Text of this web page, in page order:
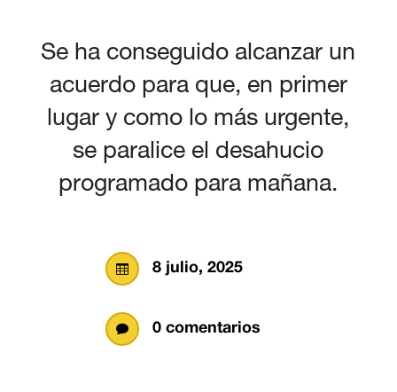
Se ha conseguido alcanzar un
acuerdo para que, en primer
lugar y como lo más urgente,
se paralice el desahucio
programado para mañana.
 8 julio, 2025
 0 comentarios